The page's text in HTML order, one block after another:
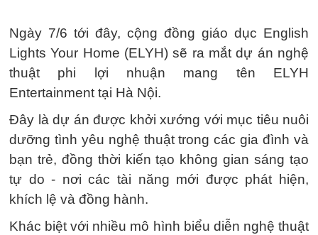
Ngày 7/6 tới đây, cộng đồng giáo dục English
Lights Your Home (ELYH) sẽ ra mắt dự án nghệ
thuật phi lợi nhuận mang tên ELYH
Entertainment tại Hà Nội.
Đây là dự án được khởi xướng với mục tiêu nuôi
dưỡng tình yêu nghệ thuật trong các gia đình và
bạn trẻ, đồng thời kiến tạo không gian sáng tạo
tự do - nơi các tài năng mới được phát hiện,
khích lệ và đồng hành.
Khác biệt với nhiều mô hình biểu diễn nghệ thuật